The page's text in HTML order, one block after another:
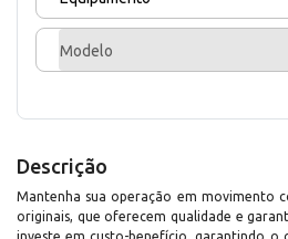
Modelo
Descrição
Mantenha sua operação em movimento
originais, que oferecem qualidade e